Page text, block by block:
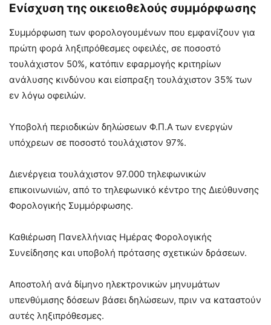
Ενίσχυση της οικειοθελούς συμμόρφωσης
Συμμόρφωση των φορολογουμένων που εμφανίζουν για
πρώτη φορά ληξιπρόθεσμες οφειλές, σε ποσοστό
τουλάχιστον 50%, κατόπιν εφαρμογής κριτηρίων
ανάλυσης κινδύνου και είσπραξη τουλάχιστον 35% των
εν λόγω οφειλών.
Υποβολή περιοδικών δηλώσεων Φ.Π.Α των ενεργών
υπόχρεων σε ποσοστό τουλάχιστον 97%.
Διενέργεια τουλάχιστον 97.000 τηλεφωνικών
επικοινωνιών, από το τηλεφωνικό κέντρο της Διεύθυνσης
Φορολογικής Συμμόρφωσης.
Καθιέρωση Πανελλήνιας Ημέρας Φορολογικής
Συνείδησης και υποβολή πρότασης σχετικών δράσεων.
Αποστολή ανά δίμηνο ηλεκτρονικών μηνυμάτων
υπενθύμισης δόσεων βάσει δηλώσεων, πριν να καταστούν
αυτές ληξιπρόθεσμες.